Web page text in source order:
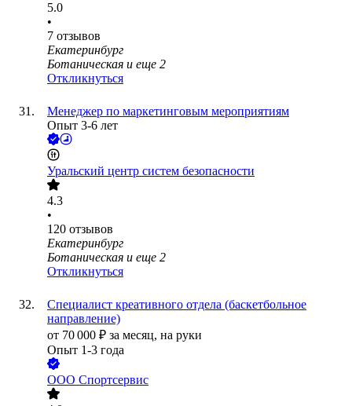
5.0
•
7 отзывов
Екатеринбург
Ботаническая и еще 2
Откликнуться
Менеджер по маркетинговым мероприятиям
Опыт 3-6 лет
Уральский центр систем безопасности
4.3
•
120 отзывов
Екатеринбург
Ботаническая и еще 2
Откликнуться
Специалист креативного отдела (баскетбольное
направление)
от 70 000 ₽ за месяц, на руки
Опыт 1-3 года
ООО Спортсервис